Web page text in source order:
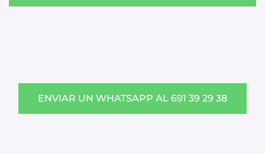
ENVIAR UN WHATSAPP AL 691 39 29 38